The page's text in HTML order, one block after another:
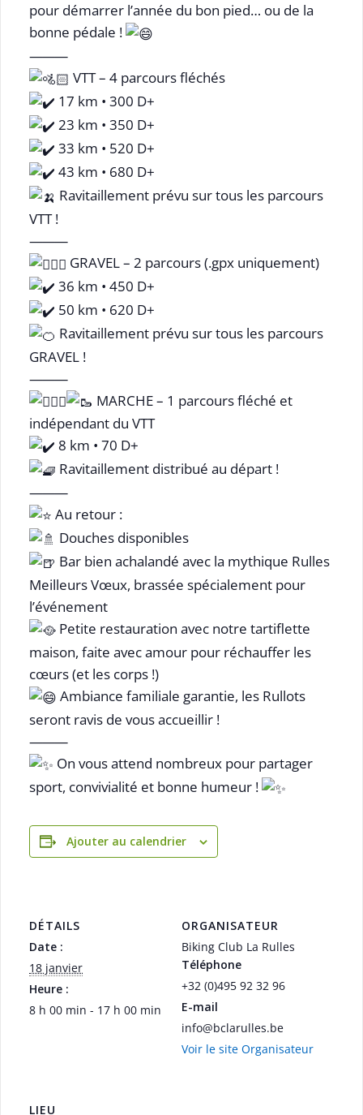
pour démarrer l’année du bon pied… ou de la
bonne pédale !
⸻
VTT – 4 parcours fléchés
17 km • 300 D+
23 km • 350 D+
33 km • 520 D+
43 km • 680 D+
Ravitaillement prévu sur tous les parcours
VTT !
⸻
GRAVEL – 2 parcours (.gpx uniquement)
36 km • 450 D+
50 km • 620 D+
Ravitaillement prévu sur tous les parcours
GRAVEL !
⸻
MARCHE – 1 parcours fléché et
indépendant du VTT
8 km • 70 D+
Ravitaillement distribué au départ !
⸻
Au retour :
Douches disponibles
Bar bien achalandé avec la mythique Rulles
Meilleurs Vœux, brassée spécialement pour
l’événement
Petite restauration avec notre tartiflette
maison, faite avec amour pour réchauffer les
cœurs (et les corps !)
Ambiance familiale garantie, les Rullots
seront ravis de vous accueillir !
⸻
On vous attend nombreux pour partager
sport, convivialité et bonne humeur !
Ajouter au calendrier
DÉTAILS
Date :
18 janvier
Heure :
8 h 00 min - 17 h 00 min
ORGANISATEUR
Biking Club La Rulles
Téléphone
+32 (0)495 92 32 96
E-mail
info@bclarulles.be
Voir le site Organisateur
LIEU